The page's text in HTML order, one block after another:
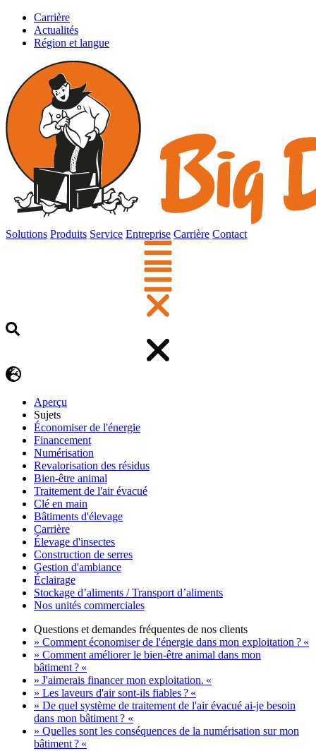
Carrière
Actualités
Région et langue
Solutions Produits Service Entreprise Carrière Contact
Aperçu
Sujets
Économiser de l'énergie
Financement
Numérisation
Revalorisation des résidus
Bien-être animal
Traitement de l'air évacué
Clé en main
Bâtiments d'élevage
Carrière
Élevage d'insectes
Construction de serres
Gestion d'ambiance
Éclairage
Stockage d’aliments / Transport d’aliments
Nos unités commerciales
Questions et demandes fréquentes de nos clients
» Comment économiser de l'énergie dans mon exploitation ? «
» Comment améliorer le bien-être animal dans mon
bâtiment ? «
» J'aimerais financer mon exploitation. «
» Les laveurs d'air sont-ils fiables ? «
» De quel système de traitement de l'air évacué ai-je besoin
dans mon bâtiment ? «
» Quelles sont les conséquences de la numérisation sur mon
bâtiment ? «